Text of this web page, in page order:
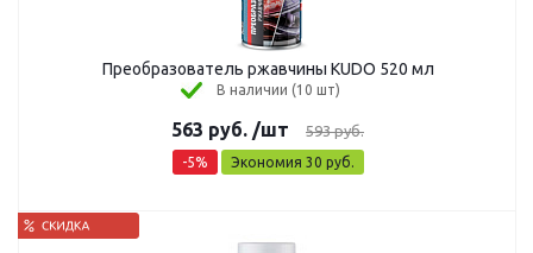
Преобразователь ржавчины KUDO 520 мл
В наличии (10 шт)
563 руб. /шт 593руб.
-5% Экономия 30 руб.